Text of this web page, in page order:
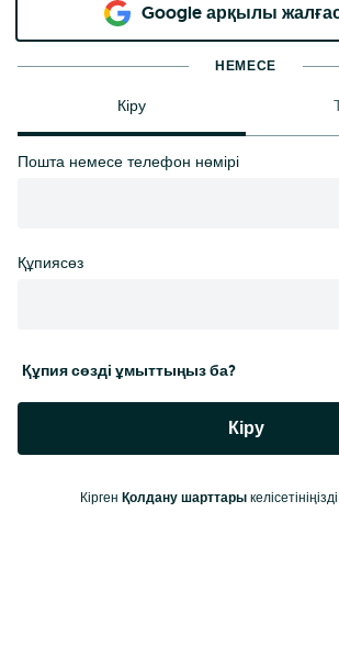
Google арқылы
НЕМЕСЕ
Кіру
Пошта немесе телефон нөмірі
Құпиясөз
Құпия сөзді ұмыттыңыз ба?
Кіру
Кірген Қолдану шарттары